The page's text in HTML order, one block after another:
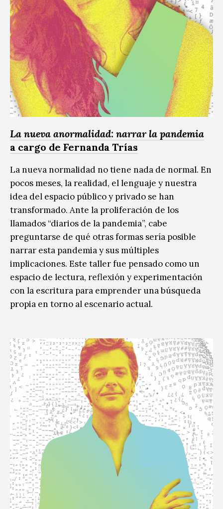
La nueva anormalidad: narrar la pandemia
a cargo de Fernanda Trías
La nueva normalidad no tiene nada de normal. En
pocos meses, la realidad, el lenguaje y nuestra
idea del espacio público y privado se han
transformado. Ante la proliferación de los
llamados “diarios de la pandemia”, cabe
preguntarse de qué otras formas sería posible
narrar esta pandemia y sus múltiples
implicaciones. Este taller fue pensado como un
espacio de lectura, reflexión y experimentación
con la escritura para emprender una búsqueda
propia en torno al escenario actual.